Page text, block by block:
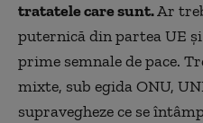
tratatele care sunt.Ar
puternică din partea UE
prime semnale de pace.
mixte, sub egida ONU,
supravegheze ce se